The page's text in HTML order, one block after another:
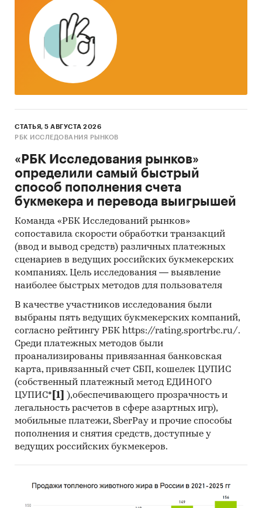
Экспертные опросы.
Материалы участников отечественного и
мирового рынков.
Результаты исследований маркетинговых и
консалтинговых агентств.
Результаты ценовых мониторингов.
Материалы и базы данных статистики ООН
(United Nations Statistics Division:
Commodity Trade Statistics, Industrial
Commodity Statistics, Food and Agriculture
Материалы Международного Валютного
Фонда (International Monetary Fund).
Материалы Всемирного банка (World Bank).
Материалы ВТО (World Trade Organization).
Материалы Организации экономического
сотрудничества и развития (Organization for
Economic Cooperation and Development).
Материалы International Trade Centre.
Материалы Index Mundi.
Результаты исследований DISCOVERY
Research Group.
Объем и структура выборки
Процедура контент-анализа документов не
предполагает расчета объема выборочной
совокупности. Обработке и анализу подлежат
СТАТЬЯ, 5 АВГУСТА 2026
РБК ИССЛЕДОВАНИЯ РЫНКОВ
«РБК Исследования рынков»
определили самый быстрый
способ пополнения счета
букмекера и перевода выигрышей
Команда «РБК Исследований рынков»
сопоставила скорости обработки транзакций
(ввод и вывод средств) различных платежных
сценариев в ведущих российских букмекерских
компаниях. Цель исследования — выявление
наиболее быстрых методов для пользователя
В качестве участников исследования были
выбраны пять ведущих букмекерских компаний,
согласно рейтингу РБК https://rating.sportrbc.ru/.
Среди платежных методов были
проанализированы привязанная банковская
карта, привязанный счет СБП, кошелек ЦУПИС
(собственный платежный метод ЕДИНОГО
ЦУПИС* [1]
),обеспечивающего прозрачность и
легальность расчетов в сфере азартных игр),
мобильные платежи, SberPay и прочие способы
пополнения и снятия средств, доступные у
ведущих российских букмекеров.